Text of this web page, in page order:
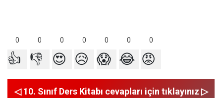
0 0 0 0 0 0 0
👍 👎 😍 😥 😱 😂 😡
◁ 10. Sınıf Ders Kitabı cevapları için tıklayınız ▷